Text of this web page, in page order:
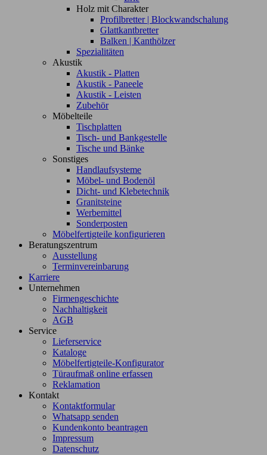
Holz mit Charakter
Profilbretter | Blockwandschalung
Glattkantbretter
Balken | Kanthölzer
Spezialitäten
Akustik
Akustik - Platten
Akustik - Paneele
Akustik - Leisten
Zubehör
Möbelteile
Tischplatten
Tisch- und Bankgestelle
Tische und Bänke
Sonstiges
Handlaufsysteme
Möbel- und Bodenöl
Dicht- und Klebetechnik
Granitsteine
Werbemittel
Sonderposten
Möbelfertigteile konfigurieren
Beratungszentrum
Ausstellung
Terminvereinbarung
Karriere
Unternehmen
Firmengeschichte
Nachhaltigkeit
AGB
Service
Lieferservice
Kataloge
Möbelfertigteile-Konfigurator
Türaufmaß online erfassen
Reklamation
Kontakt
Kontaktformular
Whatsapp senden
Kundenkonto beantragen
Impressum
Datenschutz